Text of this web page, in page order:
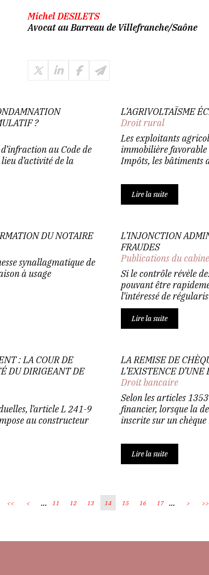
Michel DESILETS
Avocat au Barreau de Villefranche/Saône
?
au Code de
d’activité de la
L’AGRIVOLTAÏSME
Droit rural
Les exploitants
immobilière favorable
Impôts, les bâtiments
Lire la suite
DU NOTAIRE
synallagmatique de
à usage
L’INJONCTION
FRAUDES
Publications du
Si le contrôle révèle
pouvant être
l’intéressé de
Lire la suite
: LA COUR DE
DU DIRIGEANT DE
l’article L 241-9
au constructeur
LA REMISE DE
L’EXISTENCE D’UNE
Droit bancaire
Selon les articles
financier, lorsque la
inscrite sur un chèque
Lire la suite
<< < ... 11 12 13 14 15 16 17 ... > >>